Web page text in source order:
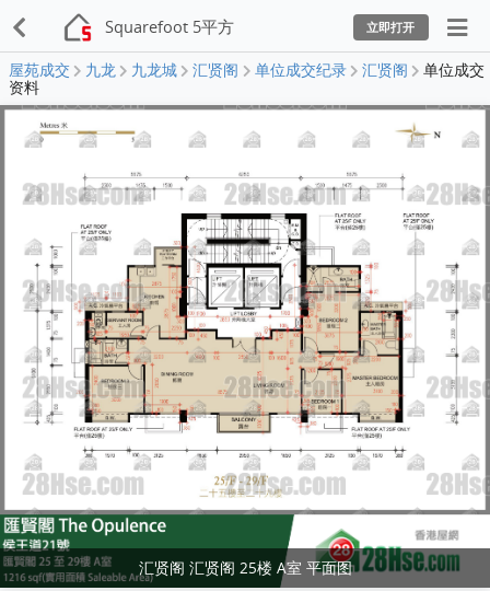
Squarefoot 5平方 立即打开
屋苑成交 九龙 九龙城 汇贤阁 单位成交纪录 汇贤阁
单位成交
资料
汇贤阁 汇贤阁 25楼 A室 平面图